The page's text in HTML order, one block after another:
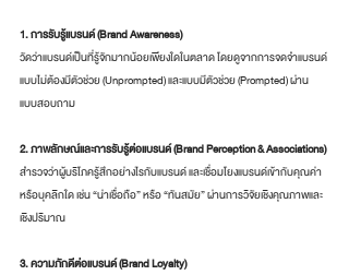
1. การรับรู้แบรนด์ (Brand Awareness)
วัดว่าแบรนด์เป็นที่รู้จักมากน้อยเพียงใดในตลาด โดยดูจากการจดจำแบรนด์
แบบไม่ต้องมีตัวช่วย (Unprompted) และแบบมีตัวช่วย (Prompted) ผ่าน
แบบสอบถาม
2. ภาพลักษณ์และการรับรู้ต่อแบรนด์ (Brand Perception & Associations)
สำรวจว่าผู้บริโภครู้สึกอย่างไรกับแบรนด์ และเชื่อมโยงแบรนด์เข้ากับคุณค่า
หรือบุคลิกใด เช่น “น่าเชื่อถือ” หรือ “ทันสมัย” ผ่านการวิจัยเชิงคุณภาพและ
เชิงปริมาณ
3. ความภักดีต่อแบรนด์ (Brand Loyalty)